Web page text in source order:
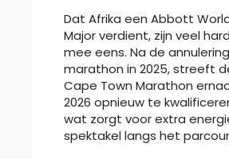
Dat Afrika een Abbott
Major verdient, zijn veel
mee eens. Na de
marathon in 2025, streeft
Cape Town Marathon
2026 opnieuw te
wat zorgt voor extra
spektakel langs het